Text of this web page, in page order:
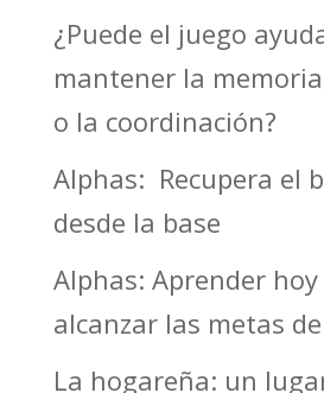
¿Puede el juego
mantener la
o la coordinación?
Alphas: Recupera el
desde la base
Alphas: Aprender
alcanzar las metas
La hogareña: un